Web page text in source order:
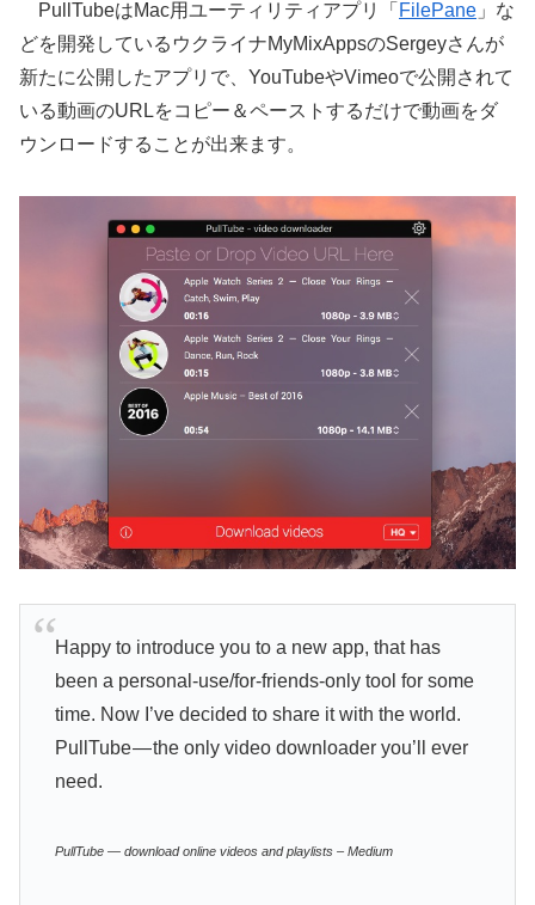
PullTubeはMac用ユーティリティアプリ「 FilePane 」な
どを開発しているウクライナMyMixAppsのSergeyさんが
新たに公開したアプリで、YouTubeやVimeoで公開されて
いる動画のURLをコピー＆ペーストするだけで動画をダ
ウンロードすることが出来ます。
Happy to introduce you to a new app, that has
been a personal-use/for-friends-only tool for some
time. Now I’ve decided to share it with the world.
PullTube — the only video downloader you’ll ever
need.
PullTube — download online videos and playlists – Medium